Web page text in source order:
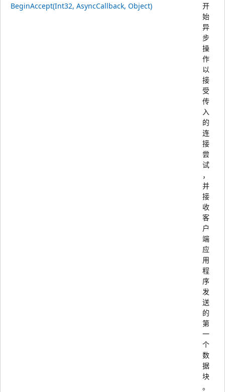
BeginAccept(Int32, AsyncCallback, Object)
开
始
异
步
操
作
以
接
受
传
入
的
连
接
尝
试
，
并
接
收
客
户
端
应
用
程
序
发
送
的
第
一
个
数
据
块
。